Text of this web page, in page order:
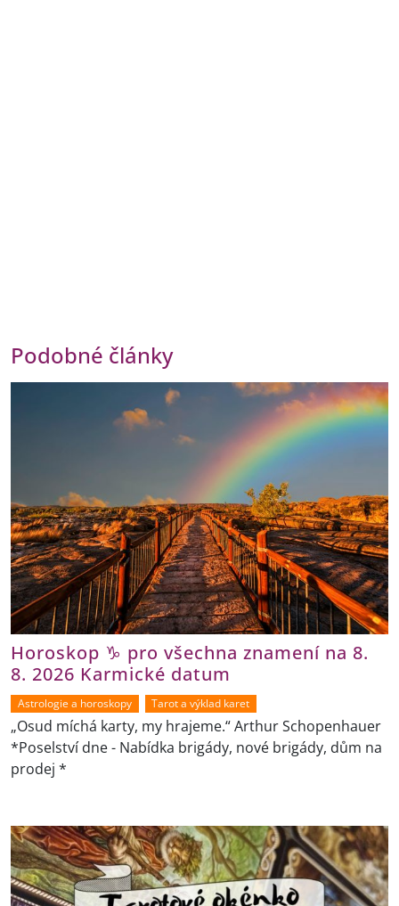
Podobné články
Horoskop ♑ pro všechna znamení na 8.
8. 2026 Karmické datum
Astrologie a horoskopy Tarot a výklad karet
„Osud míchá karty, my hrajeme.“ Arthur Schopenhauer
*Poselství dne - Nabídka brigády, nové brigády, dům na
prodej *